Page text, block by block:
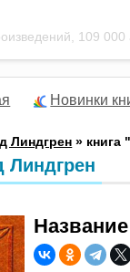
109 000
Новинки
Линдгрен » книга
Линдгрен